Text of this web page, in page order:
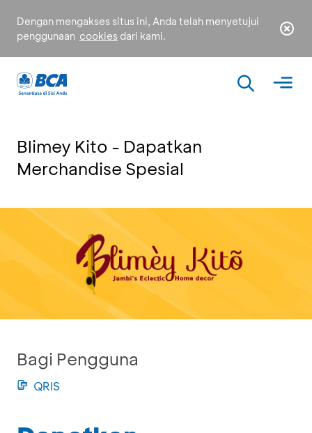
Dengan mengakses situs ini, Anda telah menyetujui
penggunaan cookies dari kami.
Blimey Kito - Dapatkan
Merchandise Spesial
Bagi Pengguna
QRIS